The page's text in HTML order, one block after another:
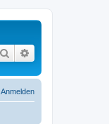
Suche
Anmelden